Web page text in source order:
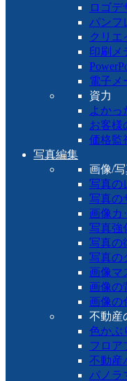
ロゴデ
パンフ
クリエ
印刷メ
電子メ
資力
よかっ
お客様
価格監
写真編集
画像/
写真の
写真の
画像カ
写真強
写真の
写真の
画像マ
画像の
画像の
不動産
色かぶ
フロア
不動産
パノラ